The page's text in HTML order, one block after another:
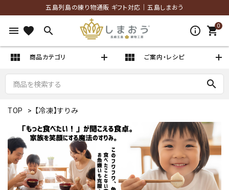
五島列島の練り物通販 ギフト対応｜五島しまおう
menu favorite search info_outlined 0
shopping_cart
view_module 商品カテゴリ view_module ご案内・レシピ
search
TOP > 【冷凍】すりみ